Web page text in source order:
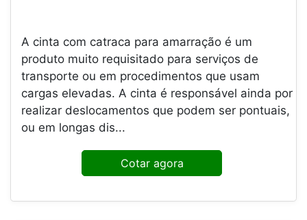
A cinta com catraca para amarração é um
produto muito requisitado para serviços de
transporte ou em procedimentos que usam
cargas elevadas. A cinta é responsável ainda por
realizar deslocamentos que podem ser pontuais,
ou em longas dis...
Cotar agora